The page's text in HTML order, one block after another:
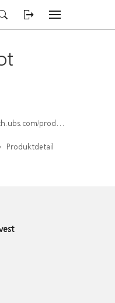
index/isin/CH1562157748
Produktdetail